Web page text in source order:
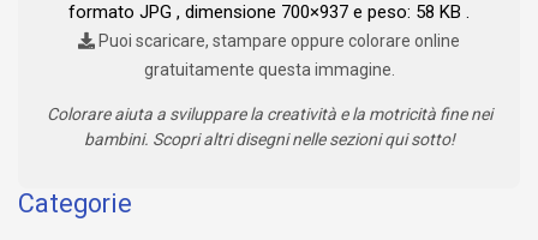
formato JPG , dimensione 700×937 e peso: 58 KB .
Puoi scaricare, stampare oppure colorare online
gratuitamente questa immagine.
Colorare aiuta a sviluppare la creatività e la motricità fine nei
bambini. Scopri altri disegni nelle sezioni qui sotto!
Categorie